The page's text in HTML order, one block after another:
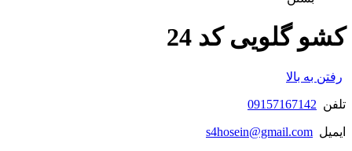
کشو گلویی کد 24
رفتن به بالا
تلفن 09157167142
ایمیل s4hosein@gmail.com